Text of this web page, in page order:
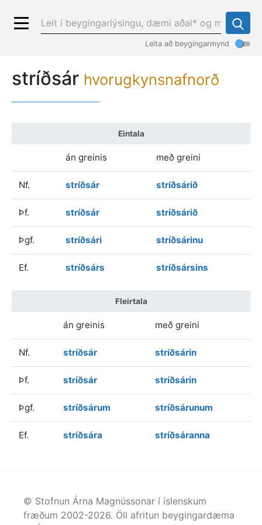
Leita að beygingarmynd
stríðsár hvorugkynsnafnorð
Eintala
án greinis með greini
Nf. stríðsár stríðsárið
Þf. stríðsár stríðsárið
Þgf. stríðsári stríðsárinu
Ef. stríðsárs stríðsársins
Fleirtala
án greinis með greini
Nf. stríðsár stríðsárin
Þf. stríðsár stríðsárin
Þgf. stríðsárum stríðsárunum
Ef. stríðsára stríðsáranna
© Stofnun Árna Magnússonar í íslenskum
fræðum 2002-2026. Öll afritun beygingardæma